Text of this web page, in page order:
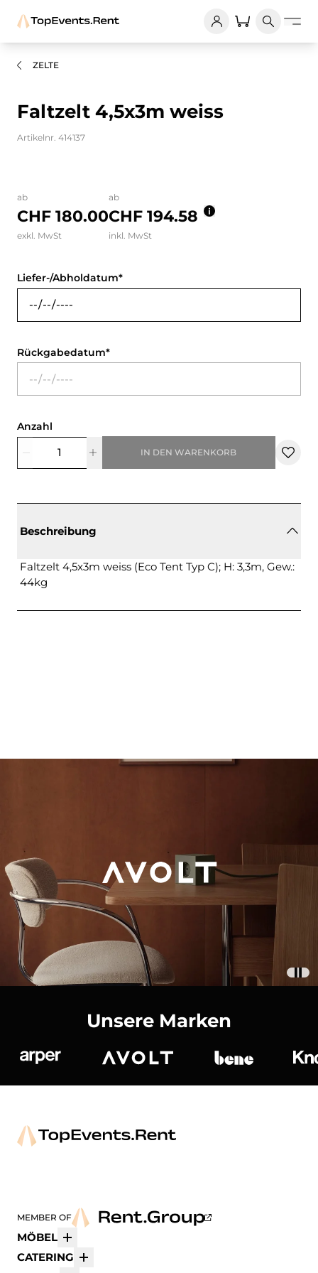
ZELTE
Faltzelt 4,5x3m weiss
Artikelnr. 414137
ab
CHF 180.00
exkl. MwSt
ab
CHF 194.58
inkl. MwSt
Liefer-/Abholdatum
Rückgabedatum
Anzahl
IN DEN WARENKORB
Beschreibung
Faltzelt 4,5x3m weiss (Eco Tent Typ C); H: 3,3m, Gew.:
44kg
Unsere Marken
MEMBER OF
MÖBEL
CATERING